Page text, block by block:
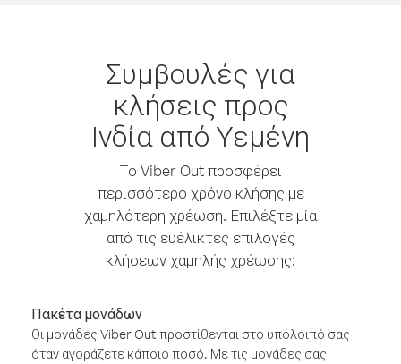
Συμβουλές για
κλήσεις προς
Ινδία από Υεμένη
Το Viber Out προσφέρει
περισσότερο χρόνο κλήσης με
χαμηλότερη χρέωση. Επιλέξτε μία
από τις ευέλικτες επιλογές
κλήσεων χαμηλής χρέωσης:
Πακέτα μονάδων
Οι μονάδες Viber Out προστίθενται στο υπόλοιπό σας
όταν αγοράζετε κάποιο ποσό. Με τις μονάδες σας